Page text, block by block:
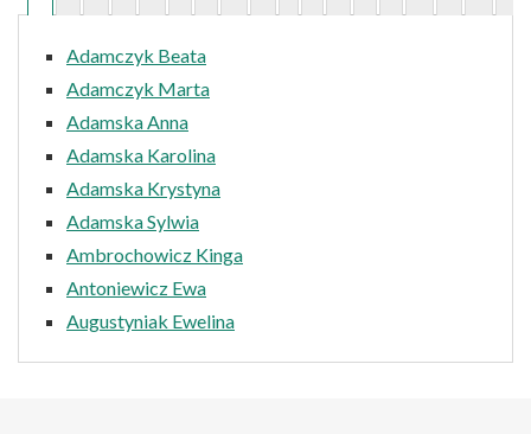
Adamczyk Beata
Adamczyk Marta
Adamska Anna
Adamska Karolina
Adamska Krystyna
Adamska Sylwia
Ambrochowicz Kinga
Antoniewicz Ewa
Augustyniak Ewelina